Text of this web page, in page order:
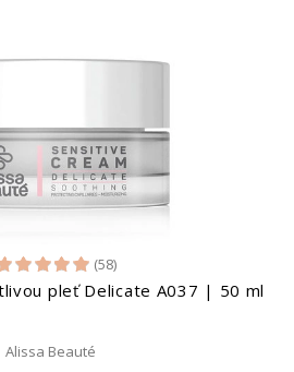
(58)
pleť Delicate A037 | 50 ml
Alissa Beauté